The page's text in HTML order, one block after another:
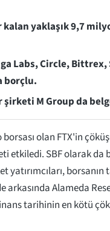
yaklaşık 9,7
Labs, Circle,
borçlu.
M Group da
olan FTX'in
etkiledi. SBF olarak da
yatırımcıları,
Alameda
tarihinin en kötü